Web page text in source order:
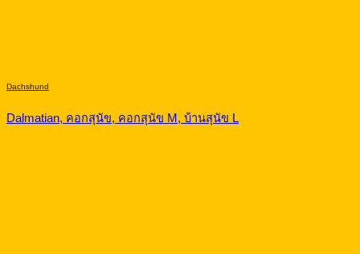
Dachshund
Dalmatian, คอกสุนัข, คอกสุนัข M, บ้านสุนัข L